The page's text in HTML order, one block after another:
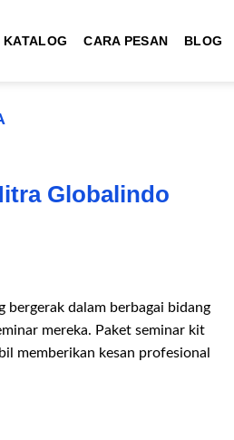
KATALOG CARA PESAN BLOG
Globalindo
bergerak dalam berbagai bidang
mereka. Paket seminar kit
memberikan kesan profesional